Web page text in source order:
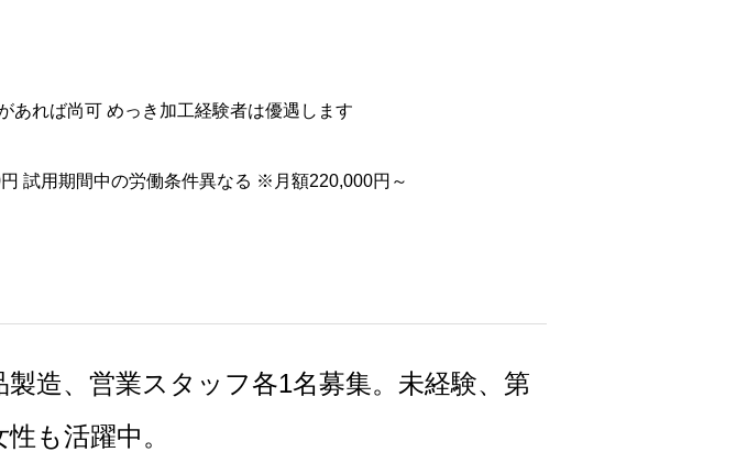
あれば尚可 めっき加工経験者は優遇します
試用期間中の労働条件異なる ※月額220,000円～
製造、営業スタッフ各1名募集。未経験、第
も活躍中。